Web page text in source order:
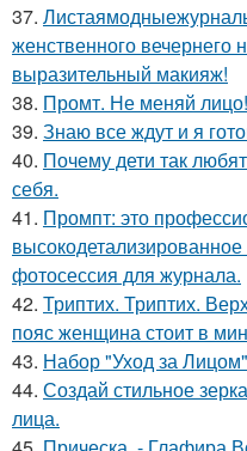
37.
женственного вечернего
выразительный макияж!
38. Промт. Не меняй лицо!
39. Знаю все ждут и я
40. Почему дети так
себя.
41. Промпт: это
фотосессия для журнала.
42. Триптих. Триптих.
пояс женщина стоит в
43. Набор "Уход за
44. Создай стильное
лица.